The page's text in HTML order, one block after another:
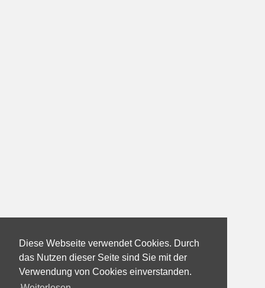
Diese Webseite verwendet Cookies. Durch
das Nutzen dieser Seite sind Sie mit der
Verwendung von Cookies einverstanden.